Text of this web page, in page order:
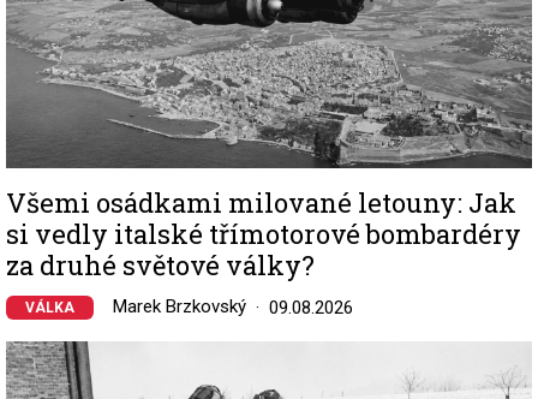
Všemi osádkami milované letouny: Jak
si vedly italské třímotorové bombardéry
za druhé světové války?
VÁLKA Marek Brzkovský 09.08.2026
Image